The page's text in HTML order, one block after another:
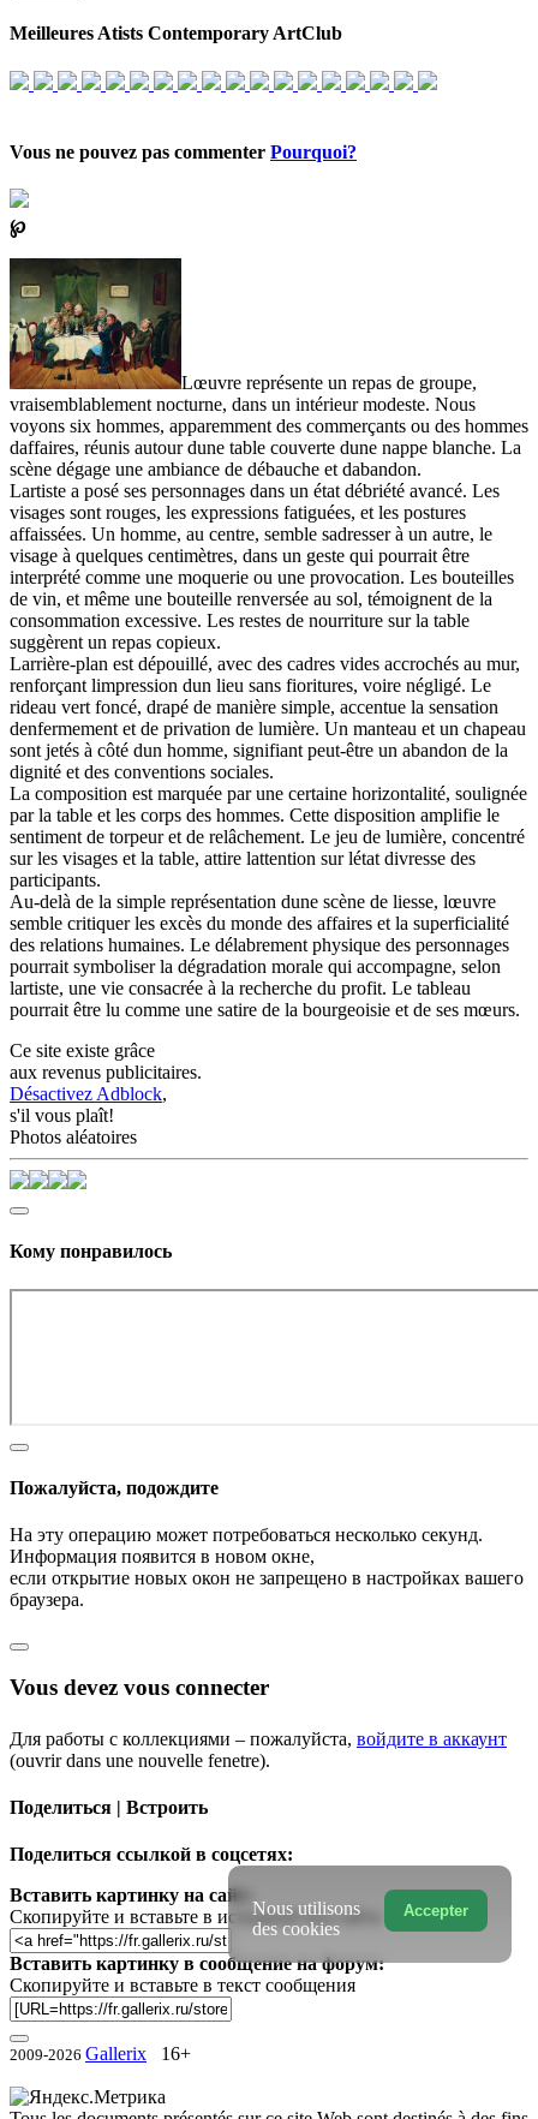
Meilleures Atists Contemporary ArtClub
Vous ne pouvez pas commenter Pourquoi?
℘
Lœuvre représente un repas de groupe,
vraisemblablement nocturne, dans un intérieur modeste. Nous
voyons six hommes, apparemment des commerçants ou des hommes
daffaires, réunis autour dune table couverte dune nappe blanche. La
scène dégage une ambiance de débauche et dabandon.
Lartiste a posé ses personnages dans un état débriété avancé. Les
visages sont rouges, les expressions fatiguées, et les postures
affaissées. Un homme, au centre, semble sadresser à un autre, le
visage à quelques centimètres, dans un geste qui pourrait être
interprété comme une moquerie ou une provocation. Les bouteilles
de vin, et même une bouteille renversée au sol, témoignent de la
consommation excessive. Les restes de nourriture sur la table
suggèrent un repas copieux.
Larrière-plan est dépouillé, avec des cadres vides accrochés au mur,
renforçant limpression dun lieu sans fioritures, voire négligé. Le
rideau vert foncé, drapé de manière simple, accentue la sensation
denfermement et de privation de lumière. Un manteau et un chapeau
sont jetés à côté dun homme, signifiant peut-être un abandon de la
dignité et des conventions sociales.
La composition est marquée par une certaine horizontalité, soulignée
par la table et les corps des hommes. Cette disposition amplifie le
sentiment de torpeur et de relâchement. Le jeu de lumière, concentré
sur les visages et la table, attire lattention sur létat divresse des
participants.
Au-delà de la simple représentation dune scène de liesse, lœuvre
semble critiquer les excès du monde des affaires et la superficialité
des relations humaines. Le délabrement physique des personnages
pourrait symboliser la dégradation morale qui accompagne, selon
lartiste, une vie consacrée à la recherche du profit. Le tableau
pourrait être lu comme une satire de la bourgeoisie et de ses mœurs.
Ce site existe grâce
aux revenus publicitaires.
Désactivez Adblock,
s'il vous plaît!
Photos aléatoires
Кому понравилось
Пожалуйста, подождите
На эту операцию может потребоваться несколько секунд.
Информация появится в новом окне,
если открытие новых окон не запрещено в настройках вашего
браузера.
Vous devez vous connecter
Для работы с коллекциями – пожалуйста, войдите в аккаунт
(ouvrir dans une nouvelle fenetre).
Поделиться | Встроить
Поделиться ссылкой в соцсетях:
Вставить картинку на сайт:
Скопируйте и вставьте в исходный код сайта
Вставить картинку в сообщение на форум:
Скопируйте и вставьте в текст сообщения
2009-2026 Gallerix 16+
Accepter
Nous utilisons
des cookies